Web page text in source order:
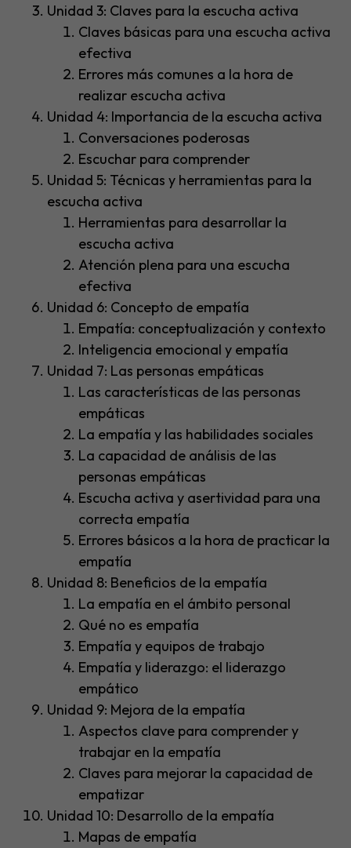
Unidad 3: Claves para la escucha activa
Claves básicas para una escucha activa
efectiva
Errores más comunes a la hora de
realizar escucha activa
Unidad 4: Importancia de la escucha activa
Conversaciones poderosas
Escuchar para comprender
Unidad 5: Técnicas y herramientas para la
escucha activa
Herramientas para desarrollar la
escucha activa
Atención plena para una escucha
efectiva
Unidad 6: Concepto de empatía
Empatía: conceptualización y contexto
Inteligencia emocional y empatía
Unidad 7: Las personas empáticas
Las características de las personas
empáticas
La empatía y las habilidades sociales
La capacidad de análisis de las
personas empáticas
Escucha activa y asertividad para una
correcta empatía
Errores básicos a la hora de practicar la
empatía
Unidad 8: Beneficios de la empatía
La empatía en el ámbito personal
Qué no es empatía
Empatía y equipos de trabajo
Empatía y liderazgo: el liderazgo
empático
Unidad 9: Mejora de la empatía
Aspectos clave para comprender y
trabajar en la empatía
Claves para mejorar la capacidad de
empatizar
Unidad 10: Desarrollo de la empatía
Mapas de empatía